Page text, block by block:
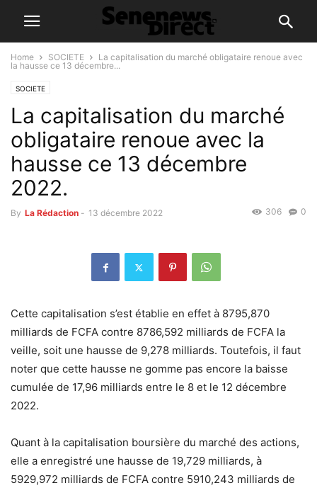
Home SOCIETE
La capitalisation du marché obligataire renoue avec
la hausse ce 13 décembre...
SOCIETE
La capitalisation du marché
obligataire renoue avec la
hausse ce 13 décembre
2022.
By La Rédaction - 13 décembre 2022 0
306
Cette capitalisation s’est établie en effet à 8795,870
milliards de FCFA contre 8786,592 milliards de FCFA la
veille, soit une hausse de 9,278 milliards. Toutefois, il faut
noter que cette hausse ne gomme pas encore la baisse
cumulée de 17,96 milliards entre le 8 et le 12 décembre
2022.
Quant à la capitalisation boursière du marché des actions,
elle a enregistré une hausse de 19,729 milliards, à
5929,972 milliards de FCFA contre 5910,243 milliards de